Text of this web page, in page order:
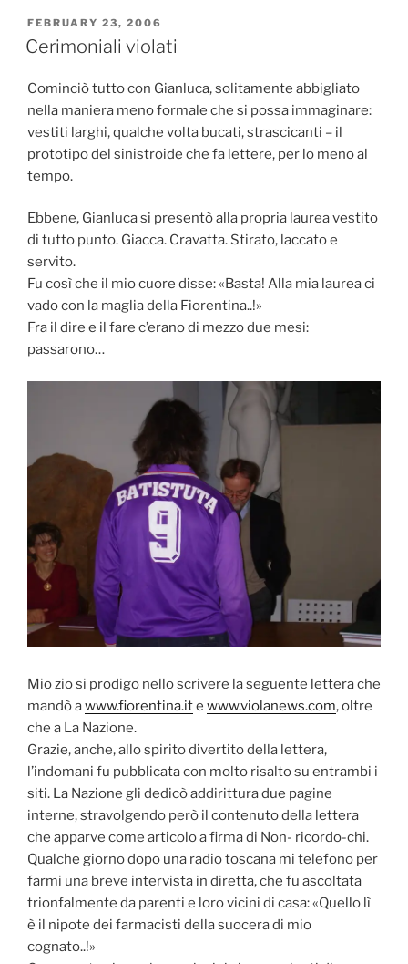
POSTED
ON
FEBRUARY 23, 2006
Cerimoniali violati
Cominciò tutto con Gianluca, solitamente abbigliato
nella maniera meno formale che si possa immaginare:
vestiti larghi, qualche volta bucati, strascicanti – il
prototipo del sinistroide che fa lettere, per lo meno al
tempo.
Ebbene, Gianluca si presentò alla propria laurea vestito
di tutto punto. Giacca. Cravatta. Stirato, laccato e
servito.
Fu così che il mio cuore disse: «Basta! Alla mia laurea ci
vado con la maglia della Fiorentina..!»
Fra il dire e il fare c’erano di mezzo due mesi:
passarono…
Mio zio si prodigo nello scrivere la seguente lettera che
mandò awww.fiorentina.ite www.violanews.com, oltre
che a La Nazione.
Grazie, anche, allo spirito divertito della lettera,
l’indomani fu pubblicata con molto risalto su entrambi i
siti. La Nazione gli dedicò addirittura due pagine
interne, stravolgendo però il contenuto della lettera
che apparve come articolo a firma di Non- ricordo-chi.
Qualche giorno dopo una radio toscana mi telefono per
farmi una breve intervista in diretta, che fu ascoltata
trionfalmente da parenti e loro vicini di casa: «Quello lì
è il nipote dei farmacisti della suocera di mio
cognato..!»